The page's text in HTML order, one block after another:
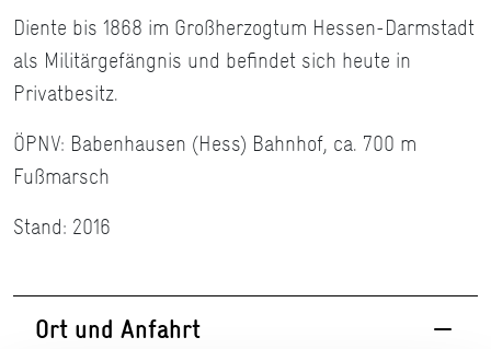
Diente bis 1868 im Großherzogtum Hessen-Darmstadt
als Militärgefängnis und befindet sich heute in
Privatbesitz.
ÖPNV: Babenhausen (Hess) Bahnhof, ca. 700 m
Fußmarsch
Stand: 2016
Ort und Anfahrt